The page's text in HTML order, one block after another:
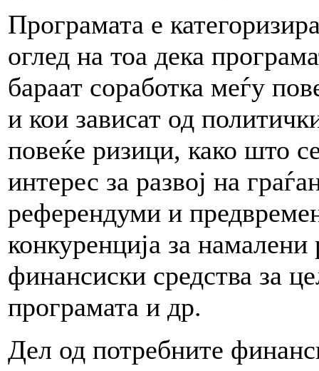
Програмата е
оглед на тоа дека
бараат соработка меѓу
и кои зависат од
повеќе ризици, како што
интерес за развој на
референдуми и
конкуренција за
финансиски средства за
програмата и др.
Дел од потребните